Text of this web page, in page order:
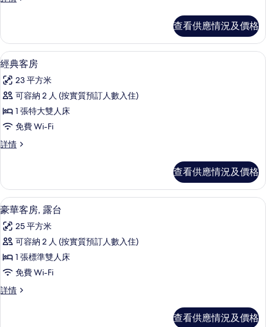
套
的
相
片
詳
情
查看供應情況及價格
載
入
所
有
經
典
客
的
相
片
經典客房 | 高級寢具、迷你吧、房內夾
5
經典客房
23 平方米
可容納 2 人 (按實質預訂人數入住)
1 張特大雙人床
免費 Wi-Fi
詳情
經
詳
情
查看供應情況及價格
載
入
所
有
豪
華
客
5
豪華客房, 露台
25 平方米
可容納 2 人 (按實質預訂人數入住)
1 張標準雙人床
免費 Wi-Fi
詳情
豪
查看供應情況及價格